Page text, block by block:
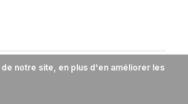
notre site, en plus d'en améliorer les